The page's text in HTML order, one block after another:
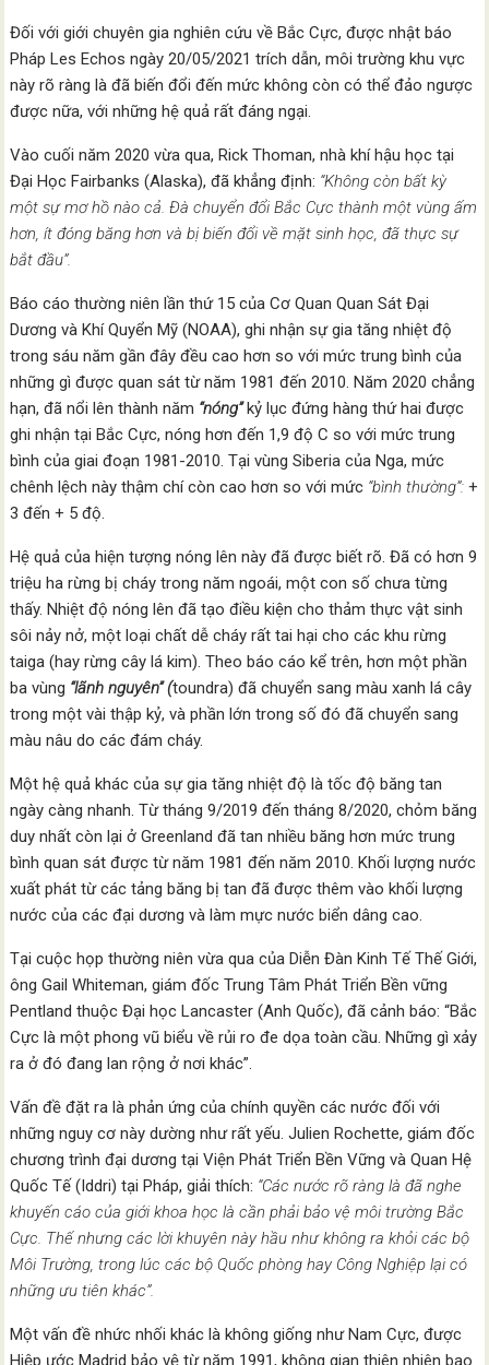
Đối với giới chuyên gia nghiên cứu về Bắc Cực, được nhật báo
Pháp Les Echos ngày 20/05/2021 trích dẫn, môi trường khu vực
này rõ ràng là đã biến đổi đến mức không còn có thể đảo ngược
được nữa, với những hệ quả rất đáng ngại.
Vào cuối năm 2020 vừa qua, Rick Thoman, nhà khí hậu học tại
Đại Học Fairbanks (Alaska), đã khẳng định: “Không còn bất kỳ
một sự mơ hồ nào cả. Đà chuyển đổi Bắc Cực thành một vùng ấm
hơn, ít đóng băng hơn và bị biến đổi về mặt sinh học, đã thực sự
bắt đầu”.
Báo cáo thường niên lần thứ 15 của Cơ Quan Quan Sát Đại
Dương và Khí Quyển Mỹ (NOAA), ghi nhận sự gia tăng nhiệt độ
trong sáu năm gần đây đều cao hơn so với mức trung bình của
những gì được quan sát từ năm 1981 đến 2010. Năm 2020 chẳng
hạn, đã nổi lên thành năm “nóng”kỷ lục đứng hàng thứ hai được
ghi nhận tại Bắc Cực, nóng hơn đến 1,9 độ C so với mức trung
bình của giai đoạn 1981-2010. Tại vùng Siberia của Nga, mức
chênh lệch này thậm chí còn cao hơn so với mức “bình thường”: +
3 đến + 5 độ.
Hệ quả của hiện tượng nóng lên này đã được biết rõ. Đã có hơn 9
triệu ha rừng bị cháy trong năm ngoái, một con số chưa từng
thấy. Nhiệt độ nóng lên đã tạo điều kiện cho thảm thực vật sinh
sôi nảy nở, một loại chất dễ cháy rất tai hại cho các khu rừng
taiga (hay rừng cây lá kim). Theo báo cáo kể trên, hơn một phần
ba vùng “lãnh nguyên” (toundra) đã chuyển sang màu xanh lá cây
trong một vài thập kỷ, và phần lớn trong số đó đã chuyển sang
màu nâu do các đám cháy.
Một hệ quả khác của sự gia tăng nhiệt độ là tốc độ băng tan
ngày càng nhanh. Từ tháng 9/2019 đến tháng 8/2020, chỏm băng
duy nhất còn lại ở Greenland đã tan nhiều băng hơn mức trung
bình quan sát được từ năm 1981 đến năm 2010. Khối lượng nước
xuất phát từ các tảng băng bị tan đã được thêm vào khối lượng
nước của các đại dương và làm mực nước biển dâng cao.
Tại cuộc họp thường niên vừa qua của Diễn Đàn Kinh Tế Thế Giới,
ông Gail Whiteman, giám đốc Trung Tâm Phát Triển Bền vững
Pentland thuộc Đại học Lancaster (Anh Quốc), đã cảnh báo: “Bắc
Cực là một phong vũ biểu về rủi ro đe dọa toàn cầu. Những gì xảy
ra ở đó đang lan rộng ở nơi khác”.
Vấn đề đặt ra là phản ứng của chính quyền các nước đối với
những nguy cơ này dường như rất yếu. Julien Rochette, giám đốc
chương trình đại dương tại Viện Phát Triển Bền Vững và Quan Hệ
Quốc Tế (Iddri) tại Pháp, giải thích: “Các nước rõ ràng là đã nghe
khuyến cáo của giới khoa học là cần phải bảo vệ môi trường Bắc
Cực. Thế nhưng các lời khuyên này hầu như không ra khỏi các bộ
Môi Trường, trong lúc các bộ Quốc phòng hay Công Nghiệp lại có
những ưu tiên khác”.
Một vấn đề nhức nhối khác là không giống như Nam Cực, được
Hiệp ước Madrid bảo vệ từ năm 1991, không gian thiên nhiên bao